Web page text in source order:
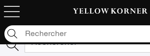
Malheureusement, nous n'avons
votre recherche: "null"